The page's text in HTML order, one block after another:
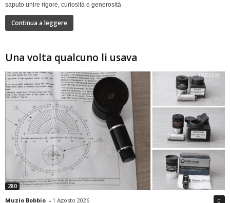
saputo unire rigore, curiosità e generosità
Continua a leggere
Una volta qualcuno li usava
280
Muzio Bobbio - 1 Agosto 2026 0